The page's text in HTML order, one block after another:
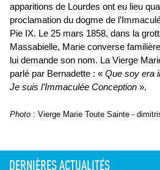
apparitions de Lourdes ont eu lieu
proclamation du dogme de
Pie IX. Le 25 mars 1858, dans la
Massabielle, Marie converse
lui demande son nom. La Vierge
parlé par Bernadette : « Que soy era
Je suis l’Immaculée Conception ».
Photo : Vierge Marie Toute Sainte -
DERNIÈRES ACTUALITÉS